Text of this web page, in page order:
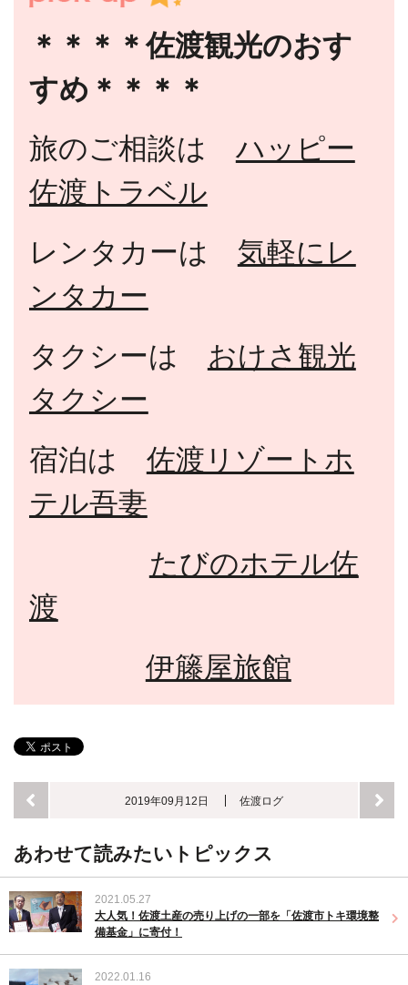
＊＊＊＊佐渡観光のおす
すめ＊＊＊＊
旅のご相談は ハッピー
佐渡トラベル
レンタカーは 気軽にレ
ンタカー
タクシーは おけさ観光
タクシー
宿泊は 佐渡リゾートホ
テル吾妻
たびのホテル佐
渡
伊籐屋旅館
2019年09月12日 佐渡ログ
あわせて読みたいトピックス
2021.05.27
大人気！佐渡土産の売り上げの一部を「佐渡市トキ環境整
備基金」に寄付！
2022.01.16